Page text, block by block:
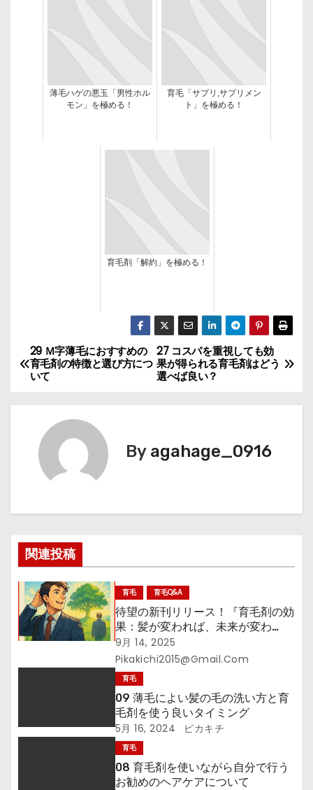
薄毛ハゲの悪玉「男性ホル
モン」を極める！
育毛「サプリ,サプリメン
ト」を極める！
育毛剤「解約」を極める！
投
稿
ビ
ゲ
シ
ョ
ン
27 コスパを重視しても効
果が得られる育毛剤はどう
選べば良い？
29 Ｍ字薄毛におすすめの
育毛剤の特徴と選び方につ
いて
By agahage_0916
関連投稿
育毛 育毛Q&A
待望の新刊リリース！『育毛剤の効
果：髪が変われば、未来が変わ
る！』─その一本が、あなたの未来
を拓く
9月 14, 2025
Pikakichi2015@gmail.com
育毛
09 薄毛によい髪の毛の洗い方と育
毛剤を使う良いタイミング
5月 16, 2024 ピカキチ
育毛
08 育毛剤を使いながら自分で行う
お勧めのヘアケアについて